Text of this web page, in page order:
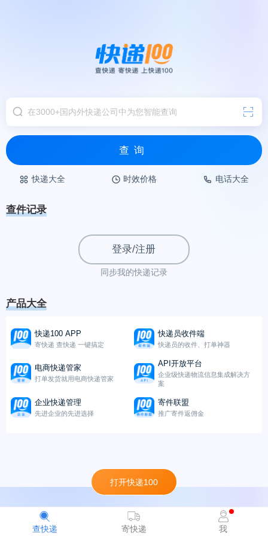
查快递 寄快递 我
查询
快递大全 时效价格 电话大全
查件记录
登录/注册
同步我的快递记录
产品大全
快递100 APP
寄快递 查快递 一键搞定
快递员收件端
快递员的收件、打单神器
电商快递管家
打单发货就用电商快递管家
API开放平台
企业级快递物流信息集成解决方
案
企业快递管理
先进企业的先进选择
寄件联盟
推广寄件返佣金
打开快递100